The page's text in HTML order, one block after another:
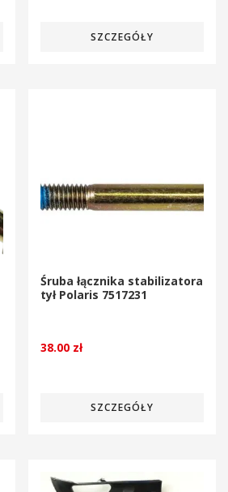
SZCZEGÓŁY
Śruba łącznika stabilizatora
tył Polaris 7517231
38.00 zł
SZCZEGÓŁY